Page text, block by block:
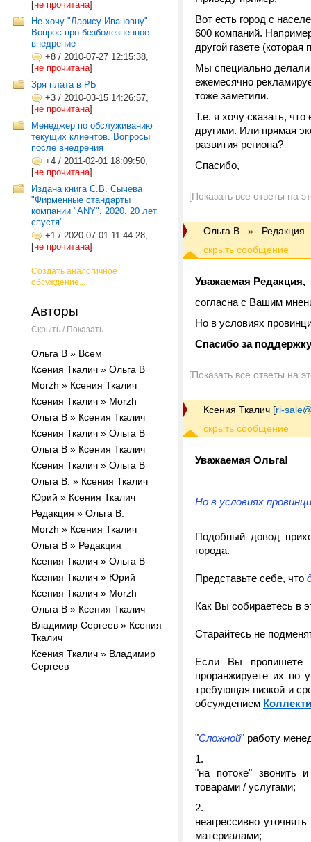
[не прочитана]
Не хочу "Ларису Ивановну".
Вопрос про безболезненное
внедрение
+8 / 2010-07-27 12:15:38,
[не прочитана]
Зря плата в РБ
+3 / 2010-03-15 14:26:57,
[не прочитана]
Менеджер по обслуживанию
текущих клиентов. Вопросы
после внедрения
+4 / 2011-02-01 18:09:50,
[не прочитана]
Издана книга С.В. Сычева
"Фирменные стандарты
компании "ANY". 2020. 20 лет
спустя"
+1 / 2020-07-01 11:44:28,
[не прочитана]
Создать аналогичное
обсуждение...
Авторы
Скрыть / Показать
Ольга В » Всем
Ксения Ткалич » Ольга В
Morzh » Ксения Ткалич
Ксения Ткалич » Morzh
Ольга В » Ксения Ткалич
Ксения Ткалич » Ольга В
Ольга В » Ксения Ткалич
Ксения Ткалич » Ольга В
Ольга В. » Ксения Ткалич
Юрий » Ксения Ткалич
Редакция » Ольга В.
Morzh » Ксения Ткалич
Ольга В » Редакция
Ксения Ткалич » Ольга В
Ксения Ткалич » Юрий
Ксения Ткалич » Morzh
Ольга В » Ксения Ткалич
Владимир Сергеев » Ксения
Ткалич
Ксения Ткалич » Владимир
Сергеев
Вот есть город с
600 компаний.
другой газете
Мы специально делали
ежемесячно
тоже заметили.
Т.е. я хочу сказать,
другими. Или прямая
развития региона?
Спасибо,
[Показать все ответы на
Ольга В » Редакция
Уважаемая Редакция,
согласна с Вашим
Но в условиях
Спасибо за
[Показать все ответы на
Ксения Ткалич [ri-
Уважаемая Ольга!
Но в условиях
Подобный довод
города.
Представьте себе, что
Как Вы собираетесь в
Старайтесь не
Если Вы пропишете
проранжируете их по
требующая низкой и
обсуждением
"Сложной" работу
"на потоке" звонить
товарами / услугами;
неагрессивно
материалами;